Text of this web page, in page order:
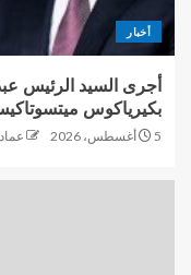
أخبار
أجرى السيد الرئيس عبد
بكيرياكوس
5 أغسطس، 2026